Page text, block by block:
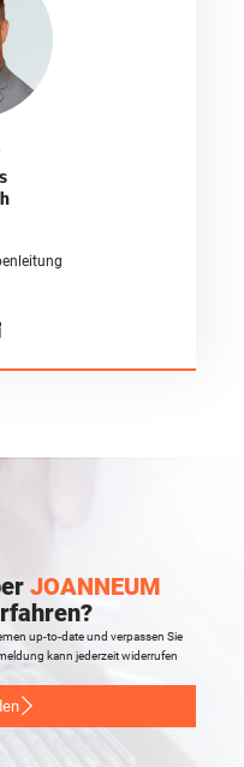
JOANNEUM
up-to-date und verpassen Sie
kann jederzeit widerrufen